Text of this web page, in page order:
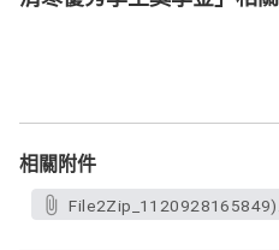
相關附件